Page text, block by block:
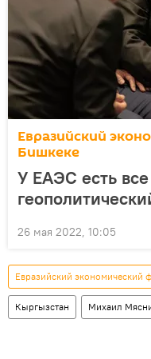
Евразийский
Бишкеке
У ЕАЭС есть
26 мая 2022, 10:05
Евразийский экономический
Кыргызстан Михаил